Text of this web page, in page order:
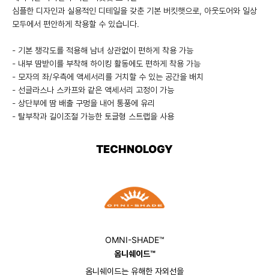
심플한 디자인과 실용적인 디테일을 갖춘 기본 버킷햇으로, 아웃도어와 일상
모두에서 편안하게 착용할 수 있습니다.
- 기본 챙각도를 적용해 남녀 상관없이 편하게 착용 가능
- 내부 땀받이를 부착해 하이킹 활동에도 편하게 착용 가능
- 모자의 좌/우측에 액세서리를 거치할 수 있는 공간을 배치
- 선글라스나 스카프와 같은 액세서리 고정이 가능
- 상단부에 땀 배출 구멍을 내어 통풍에 유리
- 탈부착과 길이조절 가능한 토글형 스트랩을 사용
TECHNOLOGY
OMNI-SHADE™
옴니쉐이드™
옴니쉐이드는 유해한 자외선을